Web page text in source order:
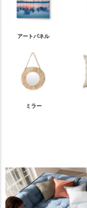
アートパネル
ミラー